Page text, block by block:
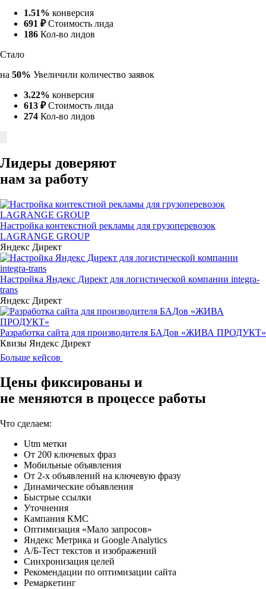
1.51% конверсия
691 ₽ Стоимость лида
186 Кол-во лидов
Стало
на 50% Увеличили количество заявок
3.22% конверсия
613 ₽ Стоимость лида
274 Кол-во лидов
Лидеры доверяют
нам за работу
Настройка контекстной рекламы для грузоперевозок
LAGRANGE GROUP
Яндекс Директ
Настройка Яндекс Директ для логистической компании integra-
trans
Яндекс Директ
Разработка сайта для производителя БАДов «ЖИВА ПРОДУКТ»
Квизы Яндекс Директ
Больше кейсов
Цены фиксированы и
не меняются в процессе работы
Что сделаем:
Utm метки
От 200 ключевых фраз
Мобильные объявления
От 2-х объявлений на ключевую фразу
Динамические объявления
Быстрые ссылки
Уточнения
Кампания КМС
Оптимизация «Мало запросов»
Яндекс Метрика и Google Analytics
А/Б-Тест текстов и изображений
Синхронизация целей
Рекомендации по оптимизации сайта
Ремаркетинг